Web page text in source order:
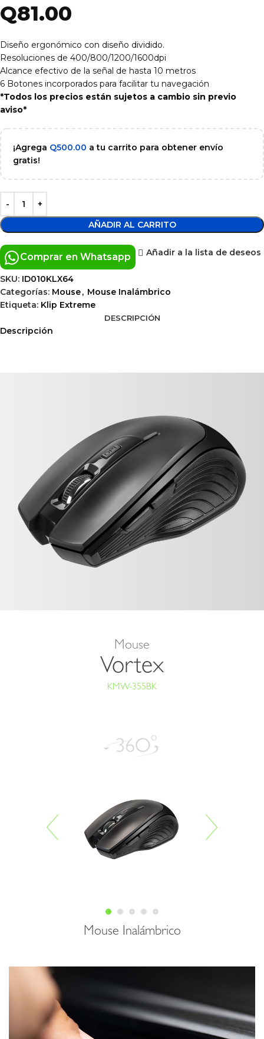
Q81.00
Diseño ergonómico con diseño dividido.
Resoluciones de 400/800/1200/1600dpi
Alcance efectivo de la señal de hasta 10 metros
6 Botones incorporados para facilitar tu navegación
*Todos los precios están sujetos a cambio sin previo
aviso*
¡Agrega Q500.00 a tu carrito para obtener envío
gratis!
AÑADIR AL CARRITO
Comprar en Whatsapp Añadir a la lista de deseos
SKU: ID010KLX64
Categorías: Mouse, Mouse Inalámbrico
Etiqueta: Klip Extreme
DESCRIPCIÓN
Descripción